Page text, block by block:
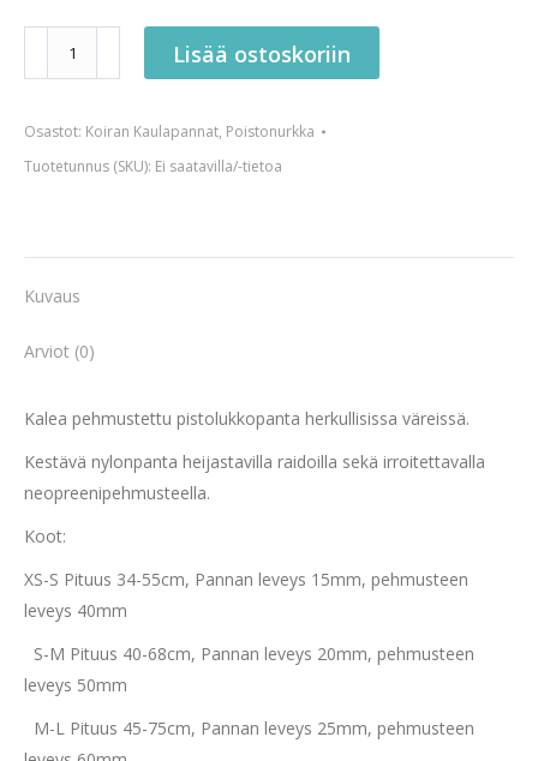
määrä
Lisää ostoskoriin
Osastot: Koiran Kaulapannat, Poistonurkka
Tuotetunnus (SKU): Ei saatavilla/-tietoa
Kuvaus
Arviot (0)
Kalea pehmustettu pistolukkopanta herkullisissa väreissä.
Kestävä nylonpanta heijastavilla raidoilla sekä irroitettavalla
neopreenipehmusteella.
Koot:
XS-S Pituus 34-55cm, Pannan leveys 15mm, pehmusteen
leveys 40mm
S-M Pituus 40-68cm, Pannan leveys 20mm, pehmusteen
leveys 50mm
M-L Pituus 45-75cm, Pannan leveys 25mm, pehmusteen